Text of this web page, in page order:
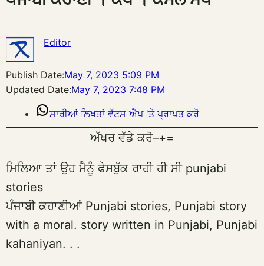
Editor
Publish Date:May 7, 2023 5:09 PM
Updated Date:May 7, 2023 7:48 PM
ਸਾਰੀਆਂ ਲਿਖਤਾਂ ਵੱਟਸ ਐਪ 'ਤੇ ਪ੍ਰਾਪਤ ਕਰੋ
ਅੱਖਰ ਵੱਡੇ ਕਰੋ–+=
ਮਿਲਿਆ ਤਾਂ ਉਹ ਮੈਨੂੰ ਫੇਸਬੁੱਕ ਰਾਹੀ ਹੀ ਸੀ punjabi
stories
ਪੰਜਾਬੀ ਕਹਾਣੀਆਂ Punjabi stories, Punjabi story
with a moral. story written in Punjabi, Punjabi
kahaniyan. . .